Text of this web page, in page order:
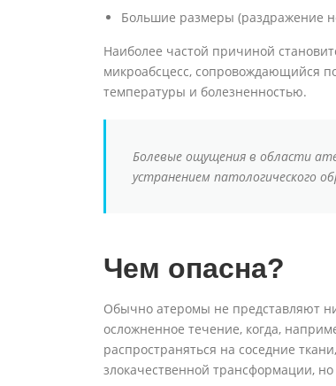
Большие размеры (раздражение
Наиболее частой причиной
микроабсцесс, сопровождающийся
температуры и болезненностью.
Болевые ощущения в области
устранением патологического
Чем опасна?
Обычно атеромы не представляют
осложненное течение, когда,
распространяться на соседние
злокачественной трансформации,